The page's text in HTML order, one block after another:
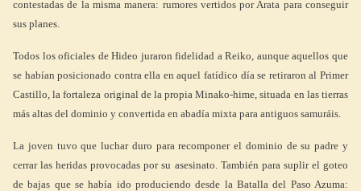
contestadas de la misma manera: rumores vertidos por Arata para conseguir
sus planes.
Todos los oficiales de Hideo juraron fidelidad a Reiko, aunque aquellos que
se habían posicionado contra ella en aquel fatídico día se retiraron al Primer
Castillo, la fortaleza original de la propia Minako-hime, situada en las tierras
más altas del dominio y convertida en abadía mixta para antiguos samuráis.
La joven tuvo que luchar duro para recomponer el dominio de su padre y
cerrar las heridas provocadas por su asesinato. También para suplir el goteo
de bajas que se había ido produciendo desde la Batalla del Paso Azuma: